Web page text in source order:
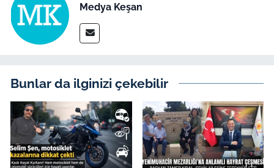
Medya Keşan
Bunlar da ilginizi çekebilir